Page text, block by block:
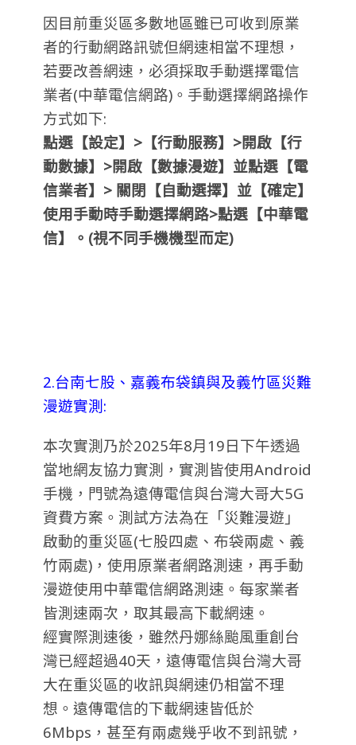
因目前重災區多數地區雖已可收到原業
者的行動網路訊號但網速相當不理想，
若要改善網速，必須採取手動選擇電信
業者(中華電信網路)。手動選擇網路操作
方式如下:
點選【設定】>【行動服務】>開啟【行
動數據】>開啟【數據漫遊】並點選【電
信業者】> 關閉【自動選擇】並【確定】
使用手動時手動選擇網路>點選【中華電
信】。(視不同手機機型而定)
2.台南七股、嘉義布袋鎮與及義竹區災難
漫遊實測:
本次實測乃於2025年8月19日下午透過
當地網友協力實測，實測皆使用Android
手機，門號為遠傳電信與台灣大哥大5G
資費方案。測試方法為在「災難漫遊」
啟動的重災區(七股四處、布袋兩處、義
竹兩處)，使用原業者網路測速，再手動
漫遊使用中華電信網路測速。每家業者
皆測速兩次，取其最高下載網速。
經實際測速後，雖然丹娜絲颱風重創台
灣已經超過40天，遠傳電信與台灣大哥
大在重災區的收訊與網速仍相當不理
想。遠傳電信的下載網速皆低於
6Mbps，甚至有兩處幾乎收不到訊號，